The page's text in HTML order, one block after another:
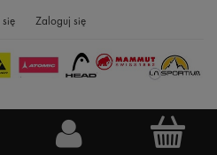
Zaloguj się